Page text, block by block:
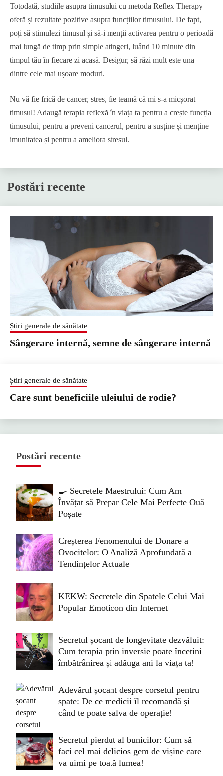
Totodată, studiile asupra timusului cu metoda Reflex Therapy
oferă și rezultate pozitive asupra funcțiilor timusului. De fapt,
poți să stimulezi timusul și să-i menții activarea pentru o perioadă
mai lungă de timp prin simple atingeri, luând 10 minute din
timpul tău în fiecare zi acasă. Desigur, să râzi mult este una
dintre cele mai ușoare moduri.
Nu vă fie frică de cancer, stres, fie teamă că mi s-a micșorat
timusul! Adaugă terapia reflexă în viața ta pentru a crește funcția
timusului, pentru a preveni cancerul, pentru a susține și menține
imunitatea și pentru a ameliora stresul.
Postări recente
Știri generale de sănătate
Sângerare internă, semne de sângerare internă
Știri generale de sănătate
Care sunt beneficiile uleiului de rodie?
Postări recente
🍳 Secretele Maestrului: Cum Am
Învățat să Prepar Cele Mai Perfecte Ouă
Poșate
Creșterea Fenomenului de Donare a
Ovocitelor: O Analiză Aprofundată a
Tendințelor Actuale
KEKW: Secretele din Spatele Celui Mai
Popular Emoticon din Internet
Secretul șocant de longevitate dezvăluit:
Cum terapia prin inversie poate încetini
îmbătrânirea și adăuga ani la viața ta!
Adevărul șocant despre corsetul pentru
spate: De ce medicii îl recomandă și
când te poate salva de operație!
Secretul pierdut al bunicilor: Cum să
faci cel mai delicios gem de vișine care
va uimi pe toată lumea!